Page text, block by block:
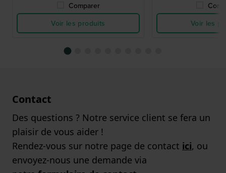
Comparer
Voir les produits
Voir les
Contact
Des questions ? Notre service client se fera un
plaisir de vous aider !
Rendez-vous sur notre page de contact ici, ou
envoyez-nous une demande via